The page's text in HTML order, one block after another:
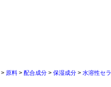
> 原料 > 配合成分 > 保湿成分 > 水溶性セ